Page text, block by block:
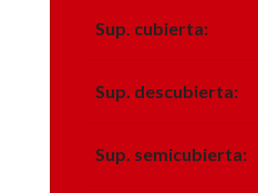
Sup. cubierta:
Sup. descubierta:
Sup. semicubierta: